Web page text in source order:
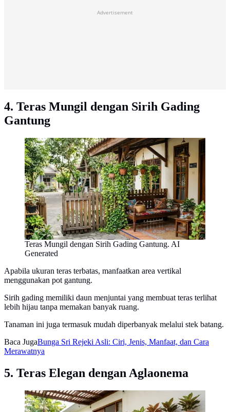
Advertisement
4. Teras Mungil dengan Sirih Gading
Gantung
Teras Mungil dengan Sirih Gading Gantung. AI
Generated
Apabila ukuran teras terbatas, manfaatkan area vertikal
menggunakan pot gantung.
Sirih gading memiliki daun menjuntai yang membuat teras terlihat
lebih hijau tanpa memakan banyak ruang.
Tanaman ini juga termasuk mudah diperbanyak melalui stek batang.
Baca JugaBunga Sri Rejeki Asli: Ciri, Jenis, Manfaat, dan Cara
Merawatnya
5. Teras Elegan dengan Aglaonema